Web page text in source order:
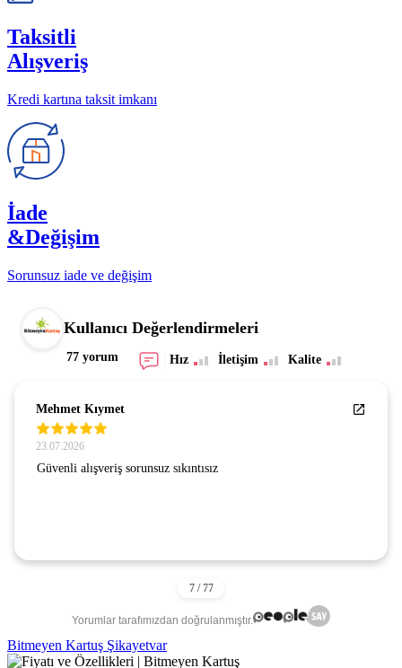
Taksitli
Alışveriş
Kredi kartına taksit imkanı
İade
&Değişim
Sorunsuz iade ve değişim
Kullanıcı Değerlendirmeleri
77 yorum Hız İletişim Kalite
Mehmet Kıymet
23.07.2026
Güvenli alışveriş sorunsuz sıkıntısız
Yorumlar tarafımızdan doğrulanmıştır.
Bitmeyen Kartuş Şikayetvar